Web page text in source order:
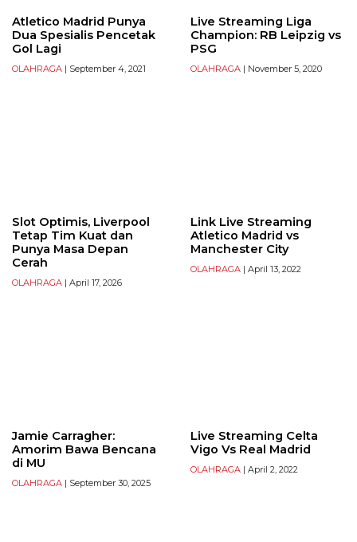
Atletico Madrid Punya
Dua Spesialis Pencetak
Gol Lagi
OLAHRAGA | September 4, 2021
Live Streaming Liga
Champion: RB Leipzig vs
PSG
OLAHRAGA | November 5, 2020
Slot Optimis, Liverpool
Tetap Tim Kuat dan
Punya Masa Depan
Cerah
OLAHRAGA | April 17, 2026
Link Live Streaming
Atletico Madrid vs
Manchester City
OLAHRAGA | April 13, 2022
Jamie Carragher:
Amorim Bawa Bencana
di MU
OLAHRAGA | September 30, 2025
Live Streaming Celta
Vigo Vs Real Madrid
OLAHRAGA | April 2, 2022